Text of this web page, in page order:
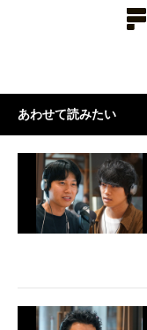
あわせて読みたい